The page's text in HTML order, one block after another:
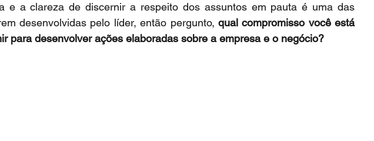
e a clareza de discernir a respeito dos assuntos em pauta é uma das
desenvolvidas pelo líder, então pergunto, qual compromisso você está
para desenvolver ações elaboradas sobre a empresa e o negócio?